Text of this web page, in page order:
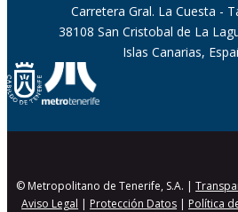
Carretera Gral. La Cuesta -
38108 San Cristobal de La
Islas Canarias,
© Metropolitano de Tenerife, S.A. |
Aviso Legal | Protección Datos | Política